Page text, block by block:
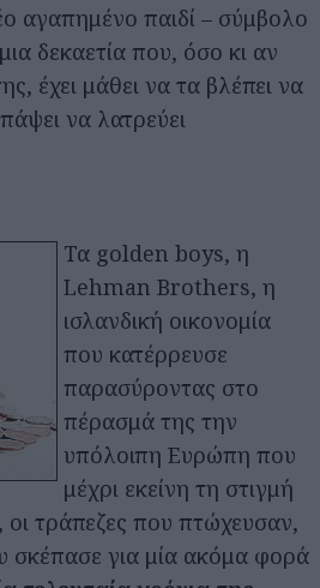
αγαπημένο παιδί – σύμβολο
δεκαετία που, όσο κι αν
έχει μάθει να τα βλέπει να
να λατρεύει
Τα golden boys, η
Lehman Brothers, η
ισλανδική οικονομία
που κατέρρευσε
παρασύροντας στο
πέρασμά της την
υπόλοιπη Ευρώπη που
μέχρι εκείνη τη στιγμή
οι τράπεζες που πτώχευσαν,
σκέπασε για μία ακόμα φορά